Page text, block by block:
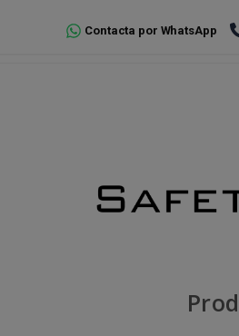
Contacta por WhatsApp